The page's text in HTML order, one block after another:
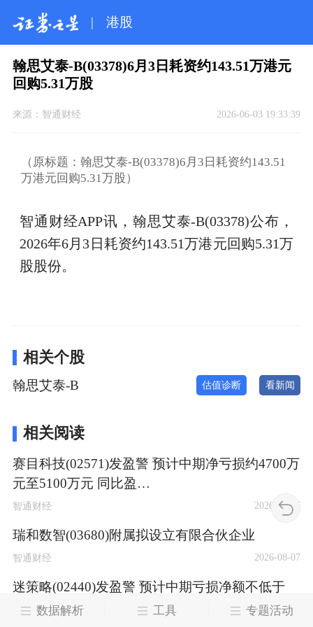
| 港股
翰思艾泰-B(03378)6月3日耗资约143.51万港元
回购5.31万股
来源： 智通财经 2026-06-03 19:33:39
（原标题：翰思艾泰-B(03378)6月3日耗资约143.51
万港元回购5.31万股）
智通财经APP讯，翰思艾泰-B(03378)公布，
2026年6月3日耗资约143.51万港元回购5.31万
股股份。
相关个股
翰思艾泰-B 估值诊断 看新闻
相关阅读
赛目科技(02571)发盈警 预计中期净亏损约4700万
元至5100万元 同比盈…
智通财经 2026-08-07
瑞和数智(03680)附属拟设立有限合伙企业
智通财经 2026-08-07
迷策略(02440)发盈警 预计中期亏损净额不低于
6500万元
数据解析 工具 专题活动